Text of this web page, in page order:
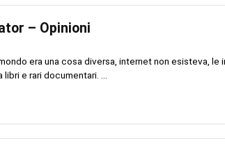
– Opinioni
era una cosa diversa, internet non esisteva, le
e rari documentari. ...